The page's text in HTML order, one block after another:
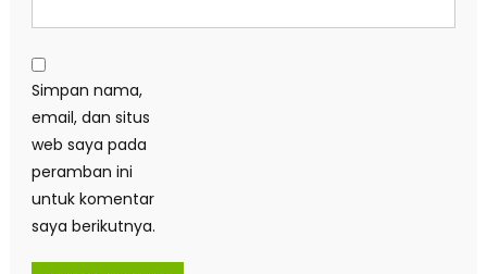
Simpan nama,
email, dan situs
web saya pada
peramban ini
untuk komentar
saya berikutnya.